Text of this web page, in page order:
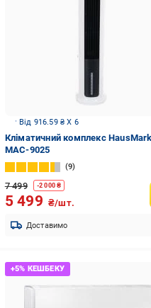
Від 916.59 ₴ X 6
Кліматичний комплекс
MAC-9025
9
7 499 -2 000₴
5 499 ₴/шт.
Доставимо